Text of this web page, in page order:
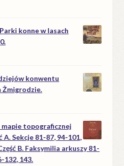
konne w lasach
konwentu
Żmigrodzie.
mapie topograficznej
A. Sekcje 81-87, 94-101,
B. Faksymilia arkuszy 81-
132, 143.